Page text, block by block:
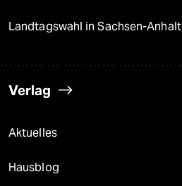
Landtagswahl in Sachsen-Anhalt
Verlag
Aktuelles
Hausblog